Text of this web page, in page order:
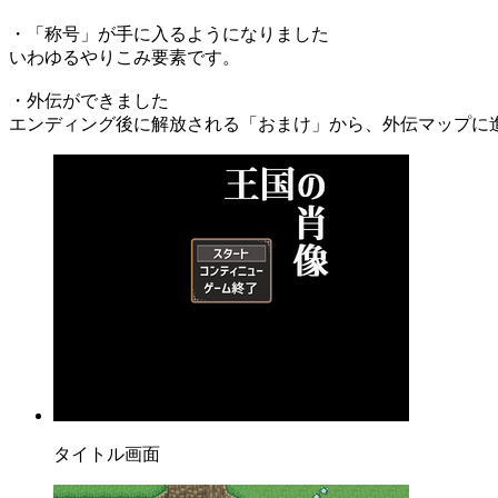
・「称号」が手に入るようになりました
いわゆるやりこみ要素です。
・外伝ができました
エンディング後に解放される「おまけ」から、外伝マップに
タイトル画面